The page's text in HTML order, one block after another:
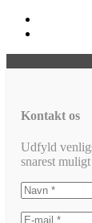
Kontakt os
Udfyld
snarest muligt